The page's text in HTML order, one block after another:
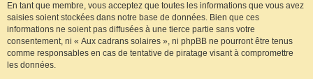
En tant que membre, vous acceptez que toutes les informations que vous avez
saisies soient stockées dans notre base de données. Bien que ces
informations ne soient pas diffusées à une tierce partie sans votre
consentement, ni « Aux cadrans solaires », ni phpBB ne pourront être tenus
comme responsables en cas de tentative de piratage visant à compromettre
les données.